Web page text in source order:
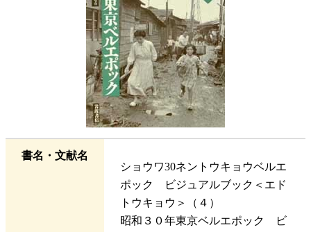
書名・文献名
ショウワ30ネントウキョウベルエ
ポック ビジュアルブック＜エド
トウキョウ＞（４）
昭和３０年東京ベルエポック ビ